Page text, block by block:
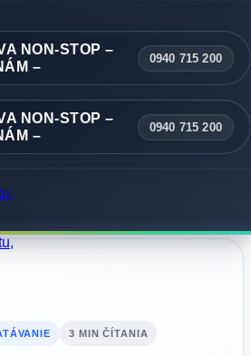
NON-STOP –
–
0940 715 200
NON-STOP –
–
0940 715 200
3 MIN ČÍTANIA